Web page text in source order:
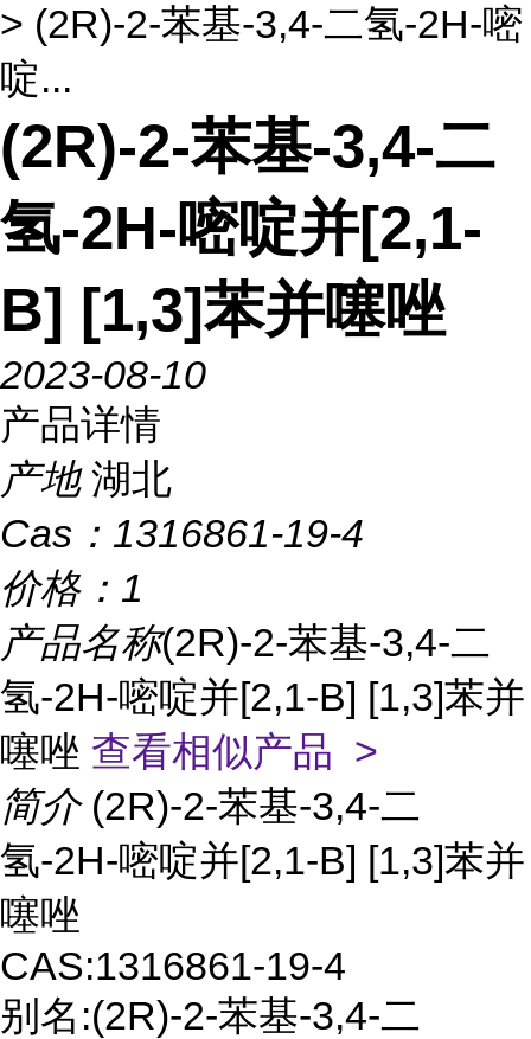
> (2R)-2-苯基-3,4-二氢-2H-嘧
啶...
(2R)-2-苯基-3,4-二
氢-2H-嘧啶并[2,1-
B] [1,3]苯并噻唑
2023-08-10
产品详情
产地 湖北
Cas： 1316861-19-4
价格： 1
产品名称(2R)-2-苯基-3,4-二
氢-2H-嘧啶并[2,1-B] [1,3]苯并
噻唑 查看相似产品 >
简介 (2R)-2-苯基-3,4-二
氢-2H-嘧啶并[2,1-B] [1,3]苯并
噻唑
CAS:1316861-19-4
别名:(2R)-2-苯基-3,4-二